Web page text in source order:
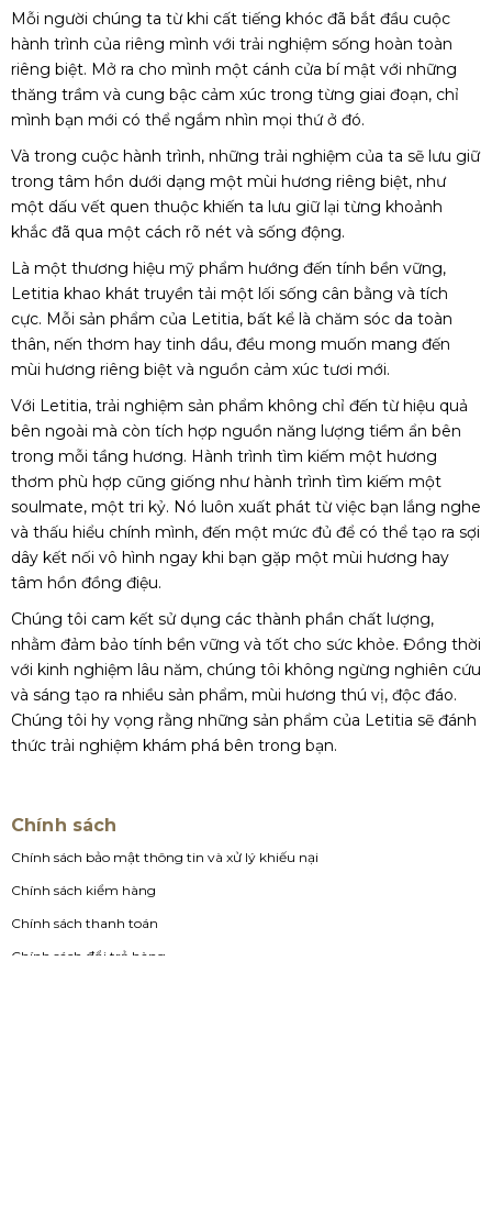
Mỗi người chúng ta từ khi cất tiếng khóc đã bắt đầu cuộc
hành trình của riêng mình với trải nghiệm sống hoàn toàn
riêng biệt. Mở ra cho mình một cánh cửa bí mật với những
thăng trầm và cung bậc cảm xúc trong từng giai đoạn, chỉ
mình bạn mới có thể ngắm nhìn mọi thứ ở đó.
Và trong cuộc hành trình, những trải nghiệm của ta sẽ lưu giữ
trong tâm hồn dưới dạng một mùi hương riêng biệt, như
một dấu vết quen thuộc khiến ta lưu giữ lại từng khoảnh
khắc đã qua một cách rõ nét và sống động.
Là một thương hiệu mỹ phẩm hướng đến tính bền vững,
Letitia khao khát truyền tải một lối sống cân bằng và tích
cực. Mỗi sản phẩm của Letitia, bất kể là chăm sóc da toàn
thân, nến thơm hay tinh dầu, đều mong muốn mang đến
mùi hương riêng biệt và nguồn cảm xúc tươi mới.
Với Letitia, trải nghiệm sản phẩm không chỉ đến từ hiệu quả
bên ngoài mà còn tích hợp nguồn năng lượng tiềm ẩn bên
trong mỗi tầng hương. Hành trình tìm kiếm một hương
thơm phù hợp cũng giống như hành trình tìm kiếm một
soulmate, một tri kỷ. Nó luôn xuất phát từ việc bạn lắng nghe
và thấu hiểu chính mình, đến một mức đủ để có thể tạo ra sợi
dây kết nối vô hình ngay khi bạn gặp một mùi hương hay
tâm hồn đồng điệu.
Chúng tôi cam kết sử dụng các thành phần chất lượng,
nhằm đảm bảo tính bền vững và tốt cho sức khỏe. Đồng thời
với kinh nghiệm lâu năm, chúng tôi không ngừng nghiên cứu
và sáng tạo ra nhiều sản phẩm, mùi hương thú vị, độc đáo.
Chúng tôi hy vọng rằng những sản phẩm của Letitia sẽ đánh
thức trải nghiệm khám phá bên trong bạn.
Chính sách
Chính sách bảo mật thông tin và xử lý khiếu nại
Chính sách kiểm hàng
Chính sách thanh toán
Chính sách đổi trả hàng